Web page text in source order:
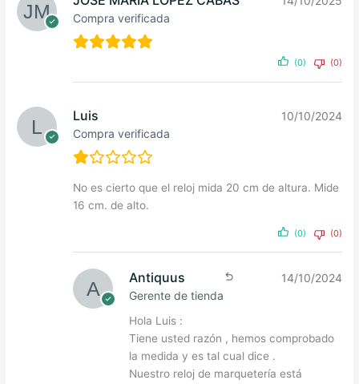
Compra verificada
(0) (0)
Luis
Compra verificada
10/10/2024
No es cierto que el reloj mida 20 cm de altura. Mide
16 cm. de alto.
(0) (0)
Antiquus
Gerente de tienda
14/10/2024
Hola Luis :
Tiene usted razón , hemos comprobado
la medida y es tal cual dice .
Nuestro reloj de marquetería está